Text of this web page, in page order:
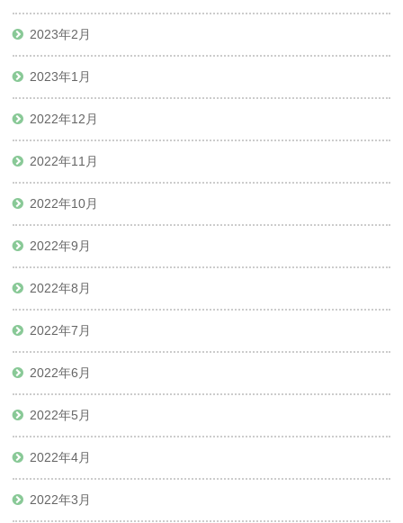
2023年2月
2023年1月
2022年12月
2022年11月
2022年10月
2022年9月
2022年8月
2022年7月
2022年6月
2022年5月
2022年4月
2022年3月